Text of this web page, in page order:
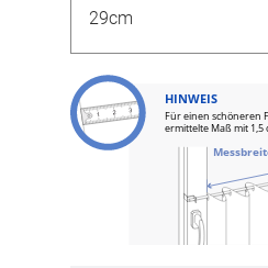
Für einen schöneren
ermittelte Maß mit
HINWEIS